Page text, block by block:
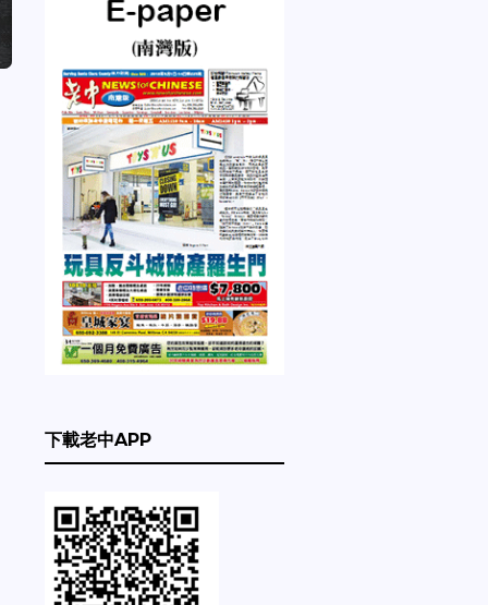
下載老中APP